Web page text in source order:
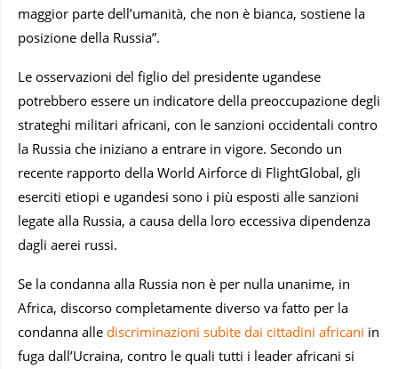
maggior parte dell’umanità, che non è bianca, sostiene la
posizione della Russia”.
Le osservazioni del figlio del presidente ugandese
potrebbero essere un indicatore della preoccupazione degli
strateghi militari africani, con le sanzioni occidentali contro
la Russia che iniziano a entrare in vigore. Secondo un
recente rapporto della World Airforce di FlightGlobal, gli
eserciti etiopi e ugandesi sono i più esposti alle sanzioni
legate alla Russia, a causa della loro eccessiva dipendenza
dagli aerei russi.
Se la condanna alla Russia non è per nulla unanime, in
Africa, discorso completamente diverso va fatto per la
condanna alle discriminazioni subite dai cittadini africani in
fuga dall’Ucraina, contro le quali tutti i leader africani si